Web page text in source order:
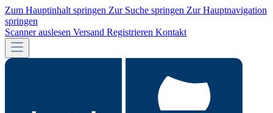
Zum Hauptinhalt springen Zur Suche springen Zur Hauptnavigation
springen
Scanner auslesen Versand Registrieren Kontakt